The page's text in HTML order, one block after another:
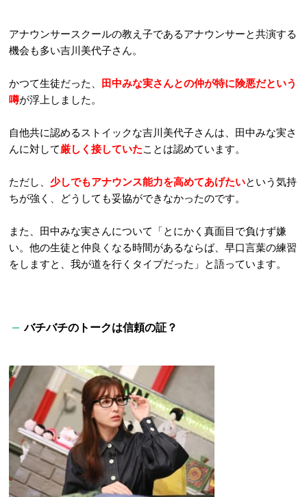
アナウンサースクールの教え子であるアナウンサーと共演する
機会も多い吉川美代子さん。
かつて生徒だった、 田中みな実さんとの仲が特に険悪だという
噂が浮上しました。
自他共に認めるストイックな吉川美代子さんは、田中みな実さ
んに対して厳しく接していたことは認めています。
ただし、 少しでもアナウンス能力を高めてあげたいという気持
ちが強く、どうしても妥協ができなかったのです。
また、田中みな実さんについて「とにかく真面目で負けず嫌
い。他の生徒と仲良くなる時間があるならば、早口言葉の練習
をしますと、我が道を行くタイプだった」と語っています。
バチバチのトークは信頼の証？